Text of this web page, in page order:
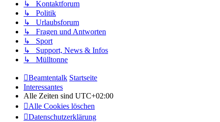
↳ Kontaktforum
↳ Politik
↳ Urlaubsforum
↳ Fragen und Antworten
↳ Sport
↳ Support, News & Infos
↳ Mülltonne
Beamtentalk Startseite
Interessantes
Alle Zeiten sind UTC+02:00
Alle Cookies löschen
Datenschutzerklärung